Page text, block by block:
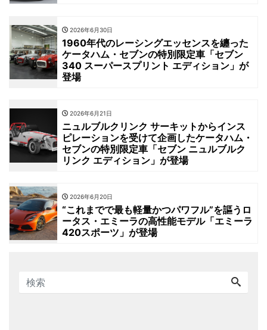
2026年6月30日
1960年代のレーシングエッセンスを纏った
ケータハム・セブンの特別限定車「セブン
340 スーパースプリント エディション」が
登場
2026年6月21日
ニュルブルクリンク サーキットからインス
ピレーションを受けて企画したケータハム・
セブンの特別限定車「セブン ニュルブルク
リンク エディション」が登場
2026年6月20日
“これまでで最も軽量かつパワフル”を謳うロ
ータス・エミーラの高性能モデル「エミーラ
420スポーツ」が登場